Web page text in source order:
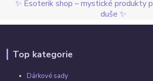
✨ Esoterik shop – mystické produkty
duše ✨
Top kategorie
Dárkové sady